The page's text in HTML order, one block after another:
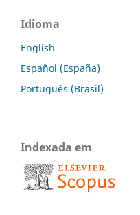
Idioma
English
Español (España)
Português (Brasil)
Indexada em